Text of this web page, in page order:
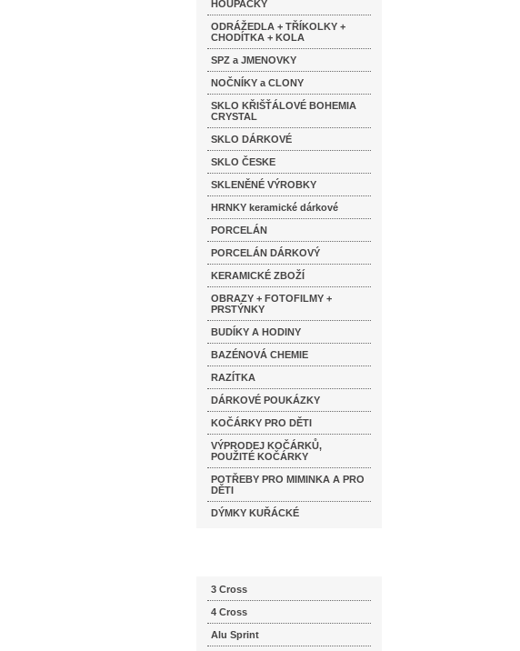
HOUPAČKY
ODRÁŽEDLA + TŘÍKOLKY +
CHODÍTKA + KOLA
SPZ a JMENOVKY
NOČNÍKY a CLONY
SKLO KŘIŠŤÁLOVÉ BOHEMIA
CRYSTAL
SKLO DÁRKOVÉ
SKLO ČESKE
SKLENĚNÉ VÝROBKY
HRNKY keramické dárkové
PORCELÁN
PORCELÁN DÁRKOVÝ
KERAMICKÉ ZBOŽÍ
OBRAZY + FOTOFILMY +
PRSTÝNKY
BUDÍKY A HODINY
BAZÉNOVÁ CHEMIE
RAZÍTKA
DÁRKOVÉ POUKÁZKY
KOČÁRKY PRO DĚTI
VÝPRODEJ KOČÁRKŮ,
POUŽITÉ KOČÁRKY
POTŘEBY PRO MIMINKA A PRO
DĚTI
DÝMKY KUŘÁCKÉ
3 Cross
4 Cross
Alu Sprint